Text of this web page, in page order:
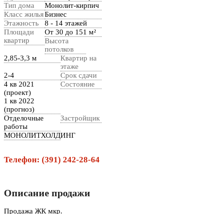
Тип дома
Монолит-кирпич
Класс жильяБизнес
Этажность
8 - 14 этажей
Площади
квартир
От 30 до 151 м²
Высота
потолков
2,85-3,3 м
Квартир на
этаже
2-4
Срок сдачи
4 кв 2021
(проект)
1 кв 2022
(прогноз)
Состояние
Отделочные
работы
Застройщик
МОНОЛИТХОЛДИНГ
Телефон: (391) 242-28-64
Описание продажи
Продажа ЖК мкр.